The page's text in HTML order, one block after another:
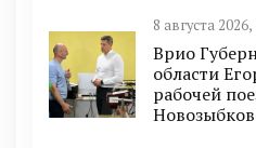
8 августа 2026,
Врио
области
рабочей